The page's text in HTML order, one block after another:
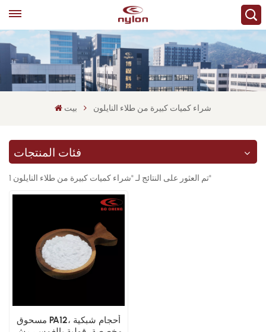
بيت شراء كميات كبيرة من طلاء النايلون
فئات المنتجات
1 تم العثور على النتائج لـ "شراء كميات كبيرة من طلاء النايلون"
مسحوق PA12، أحجام شبكية